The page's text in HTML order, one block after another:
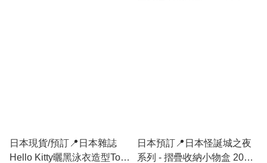
日本現貨/預訂📍日本雜誌
Hello Kitty曬黑泳衣造型Tote
日本預訂📍日本怪誕城之夜
系列 - 摺疊收納小物盒 2025